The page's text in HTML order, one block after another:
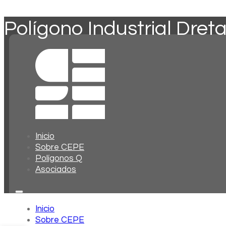
Inicio
Sobre CEPE
Polígonos Q
Asociados
Inicio
Sobre CEPE
Polígono Industrial